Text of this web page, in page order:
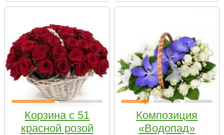
Корзина с 51
красной розой
Композиция
«Водопад»